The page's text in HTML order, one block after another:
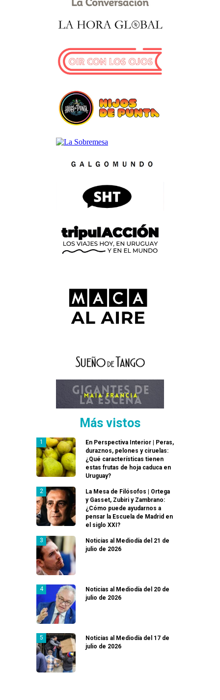
Más vistos
En Perspectiva Interior | Peras,
duraznos, pelones y ciruelas:
¿Qué características tienen
estas frutas de hoja caduca en
Uruguay?
La Mesa de Filósofos | Ortega
y Gasset, Zubiri y Zambrano:
¿Cómo puede ayudarnos a
pensar la Escuela de Madrid en
el siglo XXI?
Noticias al Mediodía del 21 de
julio de 2026
Noticias al Mediodía del 20 de
julio de 2026
Noticias al Mediodía del 17 de
julio de 2026